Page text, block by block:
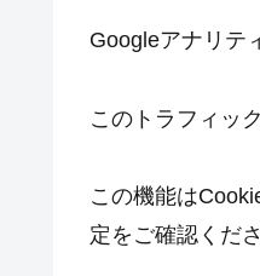
Googleアナリテ
このトラフィッ
この機能は
定をご確認くださ